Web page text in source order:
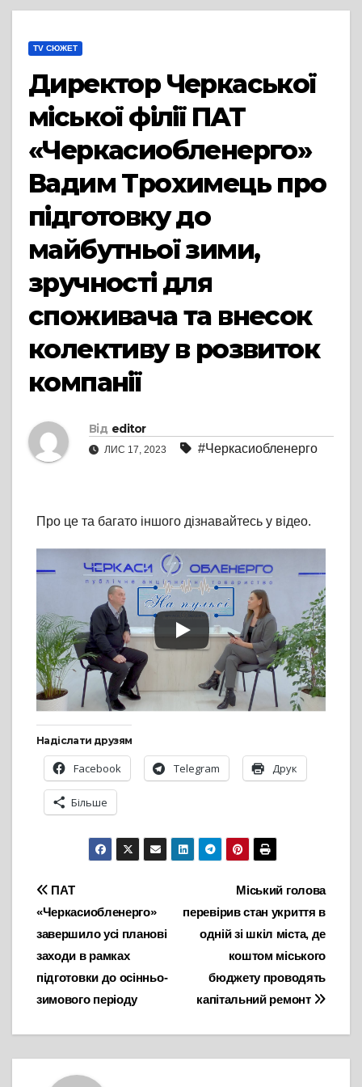
TV СЮЖЕТ
Директор Черкаської
міської філії ПАТ
«Черкасиобленерго»
Вадим Трохимець про
підготовку до
майбутньої зими,
зручності для
споживача та внесок
колективу в розвиток
компанії
Від editor
ЛИС 17, 2023 #Черкасиобленерго
Про це та багато іншого дізнавайтесь у відео.
Надіслати друзям
Facebook Telegram Друк
Більше
Навігація
записів
Міський голова
перевірив стан укриття в
одній зі шкіл міста, де
коштом міського
бюджету проводять
капітальний ремонт
ПАТ
«Черкасиобленерго»
завершило усі планові
заходи в рамках
підготовки до осінньо-
зимового періоду